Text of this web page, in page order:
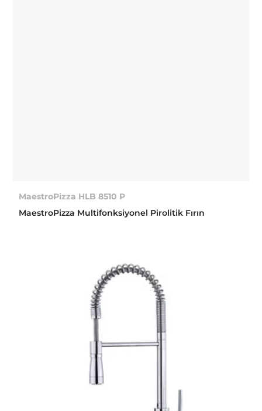
MaestroPizza HLB 8510 P
MaestroPizza Multifonksiyonel Pirolitik Fırın